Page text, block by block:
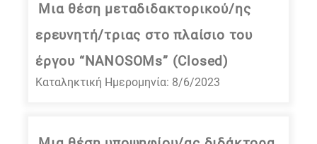
Μια θέση μεταδιδακτορικού/ης
ερευνητή/τριας στο πλαίσιο του
έργου “NANOSOMs” (Closed)
Καταληκτική Ημερομηνία: 8/6/2023